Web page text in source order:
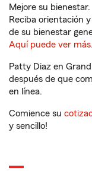
Mejore su bienestar.
Reciba orientación
de su bienestar
Aquí puede ver más.
Patty Diaz en
después de que
en línea.
Comience su
y sencillo!